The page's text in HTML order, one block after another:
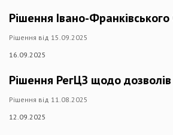
Рішення Івано-
Рішення від 15.09.2025
16.09.2025
Рішення РегЦЗ щодо дозволів
Рішення від 11.08.2025
12.09.2025